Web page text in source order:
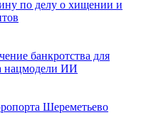
по делу о хищении и
банкротства для
нацмодели ИИ
Шереметьево